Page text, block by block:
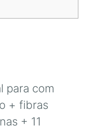
para com
+ fibras
+ 11